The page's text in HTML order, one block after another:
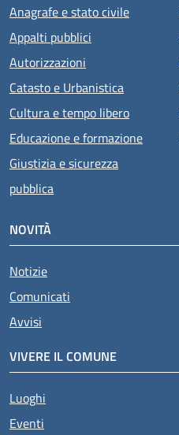
Anagrafe e stato civile
Appalti pubblici
Autorizzazioni
Catasto e Urbanistica
Cultura e tempo libero
Educazione e formazione
Giustizia e sicurezza
pubblica
NOVITÀ
Notizie
Comunicati
Avvisi
VIVERE IL COMUNE
Luoghi
Eventi